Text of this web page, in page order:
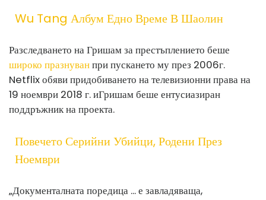
Wu Tang Албум Едно Време В Шаолин
Разследването на Гришам за престъплението беше
широко празнуванпри пускането му през 2006г.
Netflix обяви придобиването на телевизионни права на
19 ноември 2018 г. иГришам беше ентусиазиран
поддръжник на проекта.
Повечето Серийни Убийци, Родени През
Ноември
„Документалната поредица ... е завладяваща,